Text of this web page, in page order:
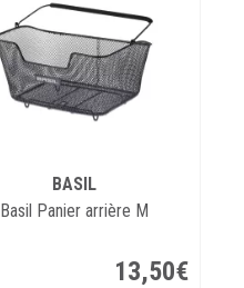
BASIL
Basil Panier arrière M
13,50€